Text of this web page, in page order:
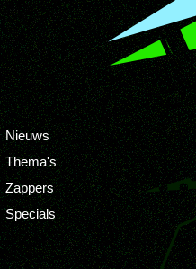
Nieuws
Thema's
Zappers
Specials